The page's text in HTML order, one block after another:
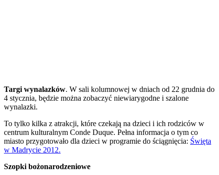
Targi wynalazków. W sali kolumnowej w dniach od 22 grudnia do
4 stycznia, będzie można zobaczyć niewiarygodne i szalone
wynalazki.
To tylko kilka z atrakcji, które czekają na dzieci i ich rodziców w
centrum kulturalnym Conde Duque. Pełna informacja o tym co
miasto przygotowało dla dzieci w programie do ściągnięcia: Święta
w Madrycie 2012.
Szopki bożonarodzeniowe